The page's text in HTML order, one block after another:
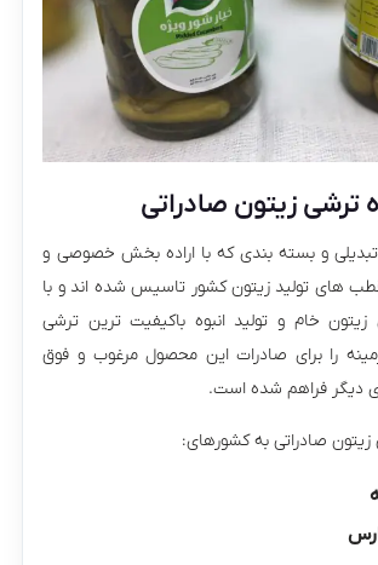
زیتون صادراتی
تبدیلی و بسته بندی که با اراده بخش خصوصی و
های تولید زیتون کشور تاسیس شده اند و با
خام و تولید انبوه باکیفیت ترین ترشی
را برای صادرات این محصول مرغوب و فوق
دیگر فراهم شده است.
صادراتی به کشورهای: